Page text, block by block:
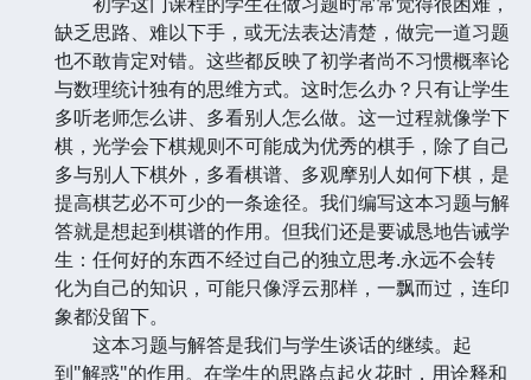
缺乏思路、难以下手，或无法表达清楚，做完一道习题
也不敢肯定对错。这些都反映了初学者尚不习惯概率论
与数理统计独有的思维方式。这时怎么办？只有让学生
多听老师怎么讲、多看别人怎么做。这一过程就像学下
棋，光学会下棋规则不可能成为优秀的棋手，除了自己
多与别人下棋外，多看棋谱、多观摩别人如何下棋，是
提高棋艺必不可少的一条途径。我们编写这本习题与解
答就是想起到棋谱的作用。但我们还是要诚恳地告诫学
生：任何好的东西不经过自己的独立思考.永远不会转
化为自己的知识，可能只像浮云那样，一飘而过，连印
象都没留下。
这本习题与解答是我们与学生谈话的继续。起
到"解惑"的作用。在学生的思路点起火花时，用诠释和